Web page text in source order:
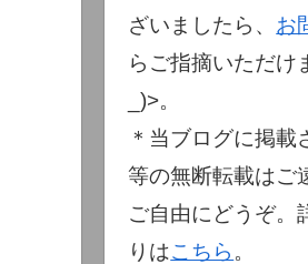
ざいましたら、 お
らご指摘いただけ
_)>。
＊当ブログに掲載
等の無断転載はご
ご自由にどうぞ。
りはこちら 。